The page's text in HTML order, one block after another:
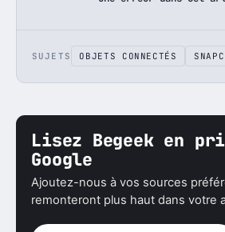
SUJETS OBJETS CONNECTÉS
Lisez Begeek en
Google
Ajoutez-nous à vos sources
remonteront plus haut dans votre